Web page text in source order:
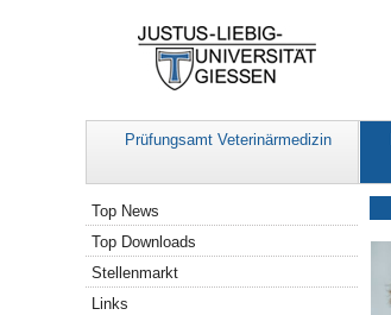
Prüfungsamt Veterinärmedizin
Navigation
Top News
Top Downloads
Stellenmarkt
Links